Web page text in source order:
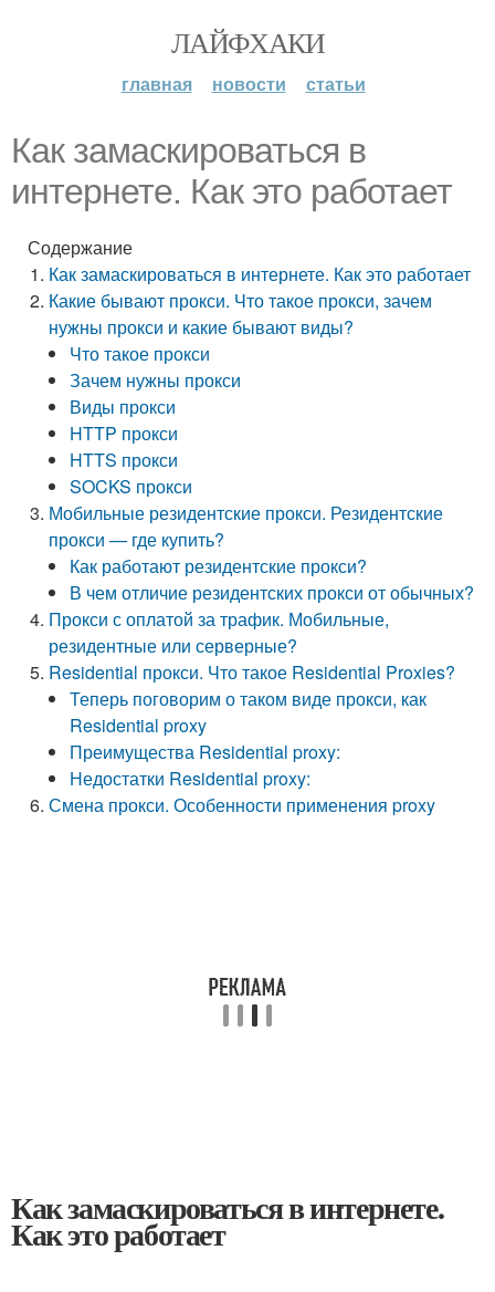
ЛАЙФХАКИ
главная новости статьи
Как замаскироваться в
интернете. Как это работает
Содержание
Как замаскироваться в интернете. Как это работает
Какие бывают прокси. Что такое прокси, зачем
нужны прокси и какие бывают виды?
Что такое прокси
Зачем нужны прокси
Виды прокси
HTTP прокси
HTTS прокси
SOCKS прокси
Мобильные резидентские прокси. Резидентские
прокси — где купить?
Как работают резидентские прокси?
В чем отличие резидентских прокси от обычных?
Прокси с оплатой за трафик. Мобильные,
резидентные или серверные?
Residential прокси. Что такое Residential Proxies?
Теперь поговорим о таком виде прокси, как
Residential proxy
Преимущества Residential proxy:
Недостатки Residential proxy:
Смена прокси. Особенности применения proxy
Как замаскироваться в интернете.
Как это работает